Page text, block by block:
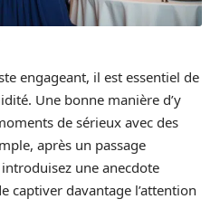
engageant, il est essentiel de
Une bonne manière d’y
de sérieux avec des
après un passage
une anecdote
captiver davantage l’attention